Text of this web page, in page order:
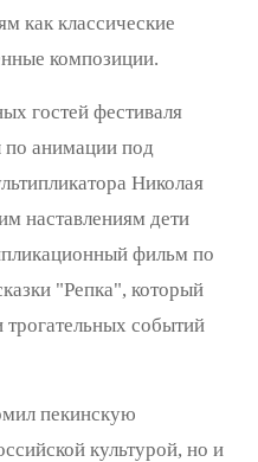
как классические
композиции.
гостей фестиваля
по анимации под
Николая
наставлениям дети
фильм по
"Репка", который
событий
пекинскую
культурой, но и